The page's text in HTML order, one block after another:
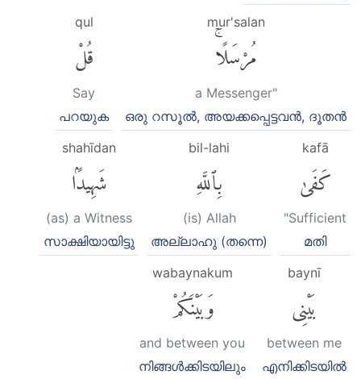
mur'salan
مُرْسَلًاۚ
a Messenger"
ഒരു റസൂല്‍, അയക്കപ്പെട്ടവന്‍, ദൂതന്‍
qul
قُلْ
Say
പറയുക
kafā
كَفَىٰ
"Sufficient
മതി
bil-lahi
بِٱللَّهِ
(is) Allah
അല്ലാഹു (തന്നെ)
shahīdan
شَهِيدًۢا
(as) a Witness
സാക്ഷിയായിട്ടു
baynī
بَيْنِى
between me
എനിക്കിടയില്‍
wabaynakum
وَبَيْنَكُمْ
and between you
നിങ്ങള്‍ക്കിടയിലും